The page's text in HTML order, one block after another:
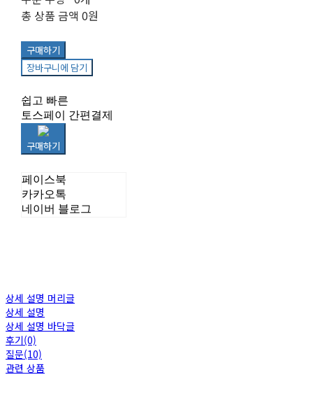
총 상품 금액 0원
구매하기
장바구니에 담기
쉽고 빠른
토스페이 간편결제
구매하기
페이스북
카카오톡
네이버 블로그
상세 설명 머리글
상세 설명
상세 설명 바닥글
후기(0)
질문(10)
관련 상품